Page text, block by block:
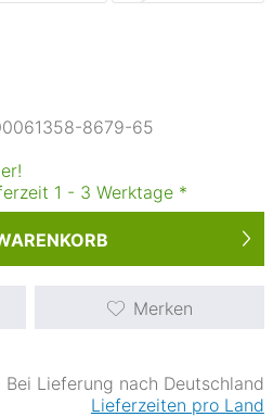
8679-65
1 - 3 Werktage *
Merken
Bei Lieferung nach Deutschland
Lieferzeiten pro Land